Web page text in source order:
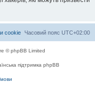
Часовий пояс UTC+02:00
cookie
© phpBB Limited
підтримка phpBB